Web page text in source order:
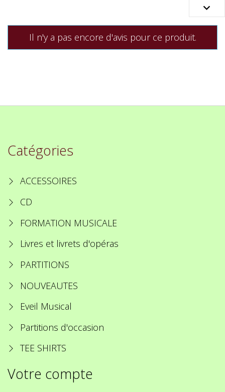

Il n'y a pas encore d'avis pour ce produit.
Catégories
ACCESSOIRES
CD
FORMATION MUSICALE
Livres et livrets d'opéras
PARTITIONS
NOUVEAUTES
Eveil Musical
Partitions d'occasion
TEE SHIRTS
Votre compte